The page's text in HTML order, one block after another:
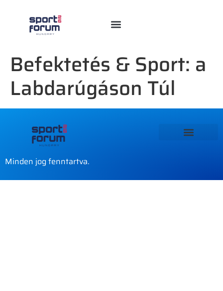
Befektetés & Sport: a
Labdarúgáson Túl
Minden jog fenntartva.